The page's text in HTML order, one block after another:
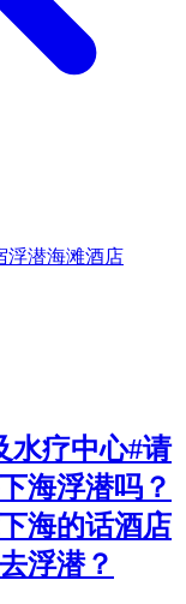
浮潜海滩酒店
水疗中心#请
海浮潜吗？
海的话酒店
浮潜？